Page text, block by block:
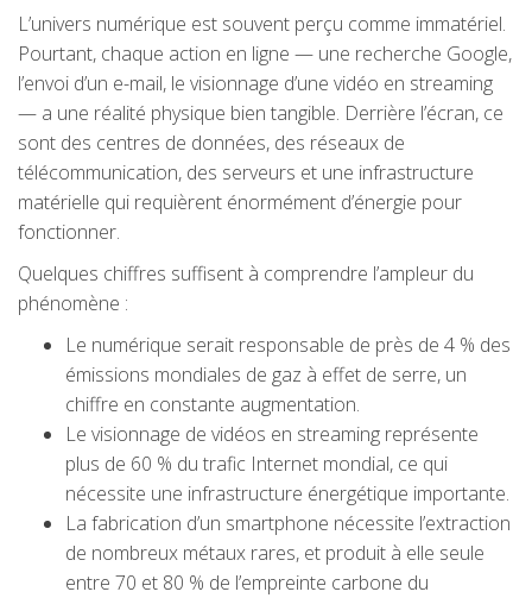
L’univers numérique est souvent perçu comme immatériel.
Pourtant, chaque action en ligne — une recherche Google,
l’envoi d’un e-mail, le visionnage d’une vidéo en streaming
— a une réalité physique bien tangible. Derrière l’écran, ce
sont des centres de données, des réseaux de
télécommunication, des serveurs et une infrastructure
matérielle qui requièrent énormément d’énergie pour
fonctionner.
Quelques chiffres suffisent à comprendre l’ampleur du
phénomène :
Le numérique serait responsable de près de 4 % des
émissions mondiales de gaz à effet de serre, un
chiffre en constante augmentation.
Le visionnage de vidéos en streaming représente
plus de 60 % du trafic Internet mondial, ce qui
nécessite une infrastructure énergétique importante.
La fabrication d’un smartphone nécessite l’extraction
de nombreux métaux rares, et produit à elle seule
entre 70 et 80 % de l’empreinte carbone du